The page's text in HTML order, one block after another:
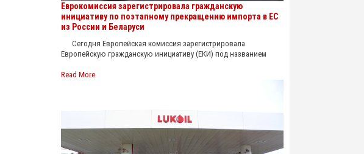
Еврокомиссия зарегистрировала гражданскую
инициативу по поэтапному прекращению импорта в ЕС
из России и Беларуси
Сегодня Европейская комиссия зарегистрировала
Европейскую гражданскую инициативу (ЕКИ) под названием
Read More